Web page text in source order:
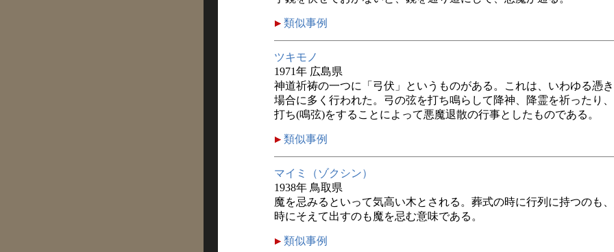
類似事例
ツキモノ
1971年 広島県
神道祈祷の一つに「弓伏」というものがある。これは、いわゆる憑
場合に多く行われた。弓の弦を打ち鳴らして降神、降霊を祈ったり
打ち(鳴弦)をすることによって悪魔退散の行事としたものである。
類似事例
マイミ（ゾクシン）
1938年 鳥取県
魔を忌みるといって気高い木とされる。葬式の時に行列に持つのも
時にそえて出すのも魔を忌む意味である。
類似事例